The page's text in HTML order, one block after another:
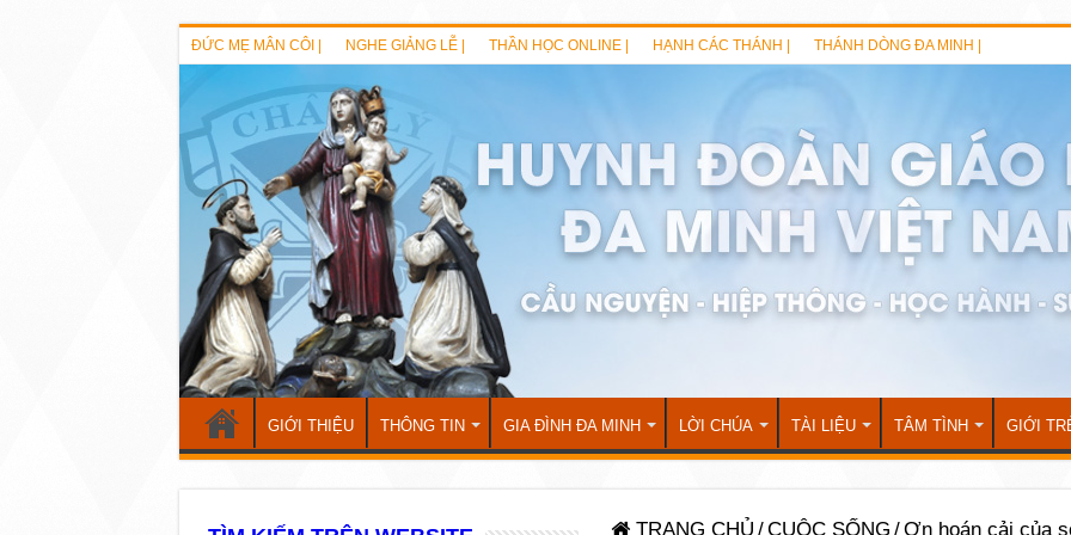
ĐỨC MẸ MÂN CÔI | NGHE GIẢNG LỄ | THẦN HỌC ONLINE | HẠNH CÁC THÁNH | THÁNH DÒNG ĐA MINH |
GIỚI THIỆU THÔNG TIN GIA ĐÌNH ĐA MINH LỜI CHÚA TÀI LIỆU TÂM TÌNH GIỚI
TRANG CHỦ /CUỘC SỐNG /Ơn hoán cải của